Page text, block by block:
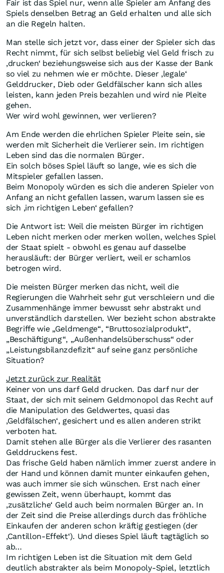
Fair ist das Spiel nur, wenn alle Spieler am Anfang des
Spiels denselben Betrag an Geld erhalten und alle sich
an die Regeln halten.
Man stelle sich jetzt vor, dass einer der Spieler sich das
Recht nimmt, für sich selbst beliebig viel Geld frisch zu
‚drucken‘ beziehungsweise sich aus der Kasse der Bank
so viel zu nehmen wie er möchte. Dieser ‚legale‘
Gelddrucker, Dieb oder Geldfälscher kann sich alles
leisten, kann jeden Preis bezahlen und wird nie Pleite
gehen.
Wer wird wohl gewinnen, wer verlieren?
Am Ende werden die ehrlichen Spieler Pleite sein, sie
werden mit Sicherheit die Verlierer sein. Im richtigen
Leben sind das die normalen Bürger.
Ein solch böses Spiel läuft so lange, wie es sich die
Mitspieler gefallen lassen.
Beim Monopoly würden es sich die anderen Spieler von
Anfang an nicht gefallen lassen, warum lassen sie es
sich ‚im richtigen Leben‘ gefallen?
Die Antwort ist: Weil die meisten Bürger im richtigen
Leben nicht merken oder merken wollen, welches Spiel
der Staat spielt - obwohl es genau auf dasselbe
herausläuft: der Bürger verliert, weil er schamlos
betrogen wird.
Die meisten Bürger merken das nicht, weil die
Regierungen die Wahrheit sehr gut verschleiern und die
Zusammenhänge immer bewusst sehr abstrakt und
unverständlich darstellen. Wer bezieht schon abstrakte
Begriffe wie „Geldmenge“, “Bruttosozialprodukt“,
„Beschäftigung“, „Außenhandelsüberschuss“ oder
„Leistungsbilanzdefizit“ auf seine ganz persönliche
Situation?
Jetzt zurück zur Realität
Keiner von uns darf Geld drucken. Das darf nur der
Staat, der sich mit seinem Geldmonopol das Recht auf
die Manipulation des Geldwertes, quasi das
‚Geldfälschen‘, gesichert und es allen anderen strikt
verboten hat.
Damit stehen alle Bürger als die Verlierer des rasanten
Gelddruckens fest.
Das frische Geld haben nämlich immer zuerst andere in
der Hand und können damit munter einkaufen gehen,
was auch immer sie sich wünschen. Erst nach einer
gewissen Zeit, wenn überhaupt, kommt das
‚zusätzliche‘ Geld auch beim normalen Bürger an. In
der Zeit sind die Preise allerdings durch das fröhliche
Einkaufen der anderen schon kräftig gestiegen (der
‚Cantillon-Effekt‘). Und dieses Spiel läuft tagtäglich so
ab…
Im richtigen Leben ist die Situation mit dem Geld
deutlich abstrakter als beim Monopoly-Spiel, letztlich